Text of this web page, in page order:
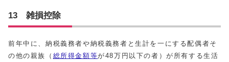
13 雑損控除
前年中に、納税義務者や納税義務者と生計を一にする配偶者そ
の他の親族（ 総所得金額等が48万円以下の者）が所有する生活